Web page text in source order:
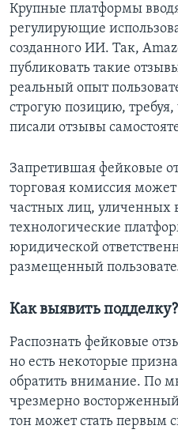
Крупные платформы
регулирующие
созданного ИИ. Так,
публиковать такие
реальный опыт
строгую позицию, требуя,
писали отзывы
Запретившая фейковые
торговая комиссия
частных лиц, уличенных
технологические
юридической
размещенный
Как выявить подделку?
Распознать фейковые
но есть некоторые
обратить внимание. По
чрезмерно
тон может стать первым